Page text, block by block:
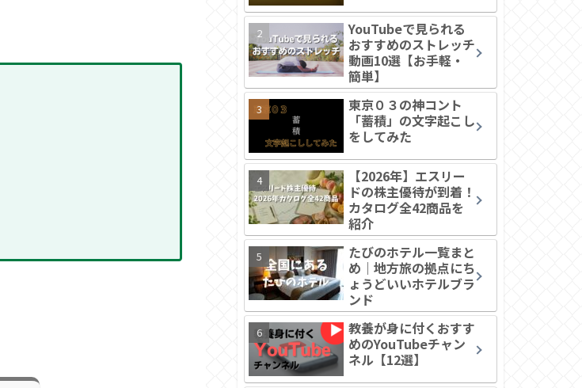
YouTubeで見られる
おすすめのストレッチ
動画10選【お手軽・
簡単】
東京０３の神コント
「蓄積」の文字起こし
をしてみた
【2026年】エスリー
ドの株主優待が到着！
カタログ全42商品を
紹介
たびのホテル一覧まと
め｜地方旅の拠点にち
ょうどいいホテルブラ
ンド
教養が身に付くおすす
めのYouTubeチャン
ネル【12選】